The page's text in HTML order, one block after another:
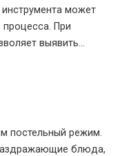
может
процесса. При
выявить…
постельный режим.
блюда,